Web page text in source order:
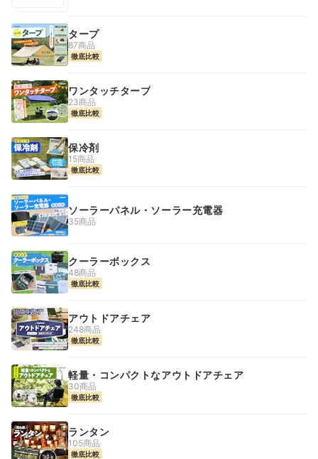
タープ
87商品
徹底比較
ワンタッチタープ
23商品
徹底比較
保冷剤
15商品
徹底比較
ソーラーパネル・ソーラー充電器
35商品
クーラーボックス
48商品
徹底比較
アウトドアチェア
248商品
徹底比較
軽量・コンパクトなアウトドアチェア
30商品
徹底比較
ランタン
105商品
徹底比較